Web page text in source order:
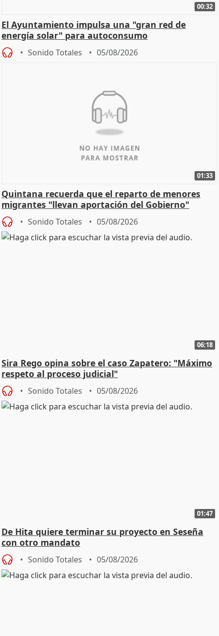
00:32
El Ayuntamiento impulsa una "gran red de
energía solar" para autoconsumo
Sonido Totales 05/08/2026
01:33
Quintana recuerda que el reparto de menores
migrantes "llevan aportación del Gobierno"
central
Sonido Totales 05/08/2026
06:18
Sira Rego opina sobre el caso Zapatero: "Máximo
respeto al proceso judicial"
Sonido Totales 05/08/2026
01:47
De Hita quiere terminar su proyecto en Seseña
con otro mandato
Sonido Totales 05/08/2026